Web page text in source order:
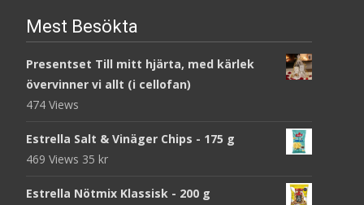
Mest Besökta
Presentset Till mitt hjärta, med kärlek
övervinner vi allt (i cellofan)
474 Views
Estrella Salt & Vinäger Chips - 175 g
469 Views 35 kr
Estrella Nötmix Klassisk - 200 g